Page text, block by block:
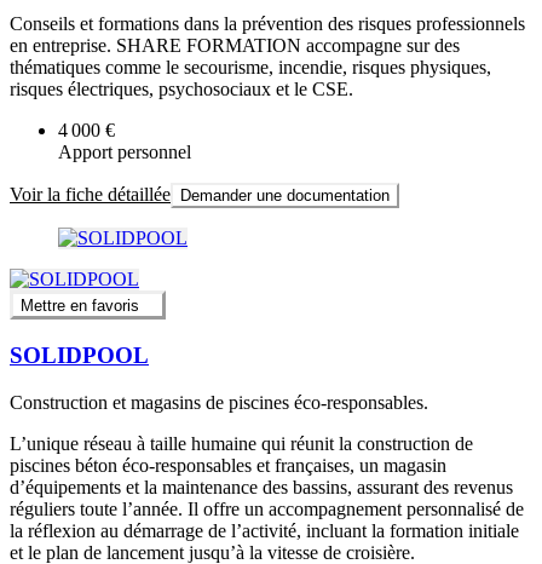
Conseils et formations dans la prévention des risques professionnels
en entreprise. SHARE FORMATION accompagne sur des
thématiques comme le secourisme, incendie, risques physiques,
risques électriques, psychosociaux et le CSE.
4 000 €
Apport personnel
Voir la fiche détaillée Demander une documentation
Mettre en favoris
SOLIDPOOL
Construction et magasins de piscines éco-responsables.
L’unique réseau à taille humaine qui réunit la construction de
piscines béton éco-responsables et françaises, un magasin
d’équipements et la maintenance des bassins, assurant des revenus
réguliers toute l’année. Il offre un accompagnement personnalisé de
la réflexion au démarrage de l’activité, incluant la formation initiale
et le plan de lancement jusqu’à la vitesse de croisière.